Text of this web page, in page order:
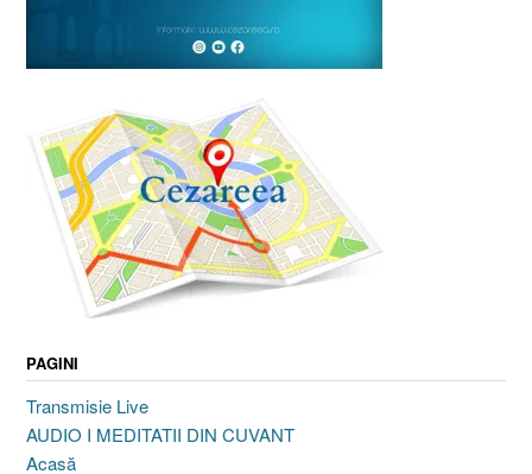
PAGINI
Transmisie Live
AUDIO I MEDITATII DIN CUVANT
Acasă